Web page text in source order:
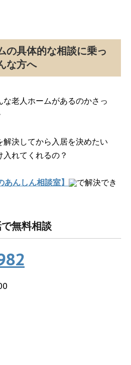
の具体的な相談に乗っ
な方へ
老人ホームがあるのかさっ
解決してから入居を決めたい
れてくれるの？
あんしん相談室】
で解決でき
無料相談